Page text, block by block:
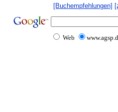
[Buchempfehlungen]
Web